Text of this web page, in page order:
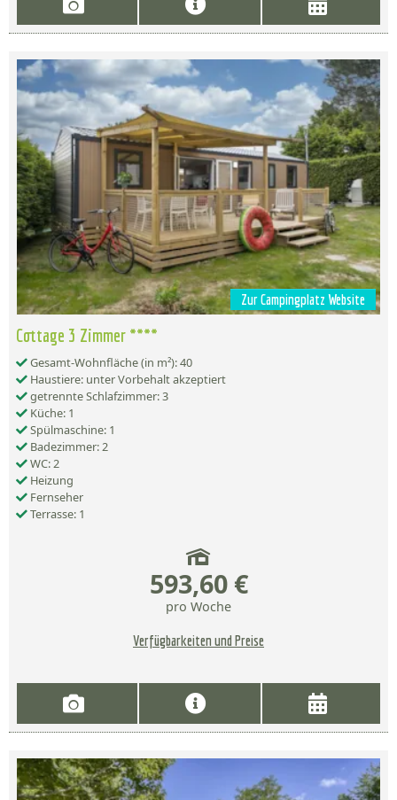
Zur Campingplatz Website
Cottage 3 Zimmer ****
Gesamt-Wohnfläche (in m²): 40
Haustiere: unter Vorbehalt akzeptiert
getrennte Schlafzimmer: 3
Küche: 1
Spülmaschine: 1
Badezimmer: 2
WC: 2
Heizung
Fernseher
Terrasse: 1
593,60 €
pro Woche
Verfügbarkeiten und Preise